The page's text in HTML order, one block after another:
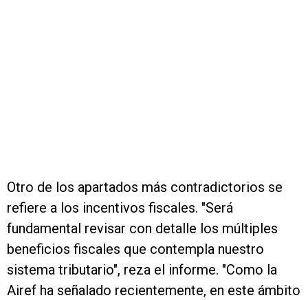
Otro de los apartados más contradictorios se
refiere a los incentivos fiscales. "Será
fundamental revisar con detalle los múltiples
beneficios fiscales que contempla nuestro
sistema tributario", reza el informe. "Como la
Airef ha señalado recientemente, en este ámbito